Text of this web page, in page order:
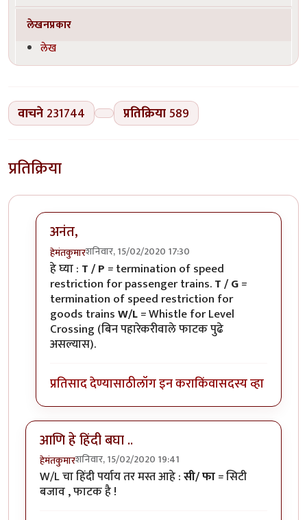
लेखनप्रकार
लेख
वाचने 231744 प्रतिक्रिया589
प्रतिक्रिया
अनंत,
हेमंतकुमारशनिवार, 15/02/2020 17:30
In reply toरेल्वे रुळांच्याbyअनन्त्_यात्री
हे घ्या : T / P = termination of speed
restriction for passenger trains.T / G=
termination of speed restriction for
goods trainsW/L= Whistle for Level
Crossing (बिन पहारेकरीवाले फाटक पुढे
असल्यास).
प्रतिसाद देण्यासाठीलॉग इन कराकिंवासदस्य व्हा
आणि हे हिंदी बघा ..
हेमंतकुमारशनिवार, 15/02/2020 19:41
W/L चा हिंदी पर्याय तर मस्त आहे :सी/ फा= सिटी
बजाव , फाटक है !